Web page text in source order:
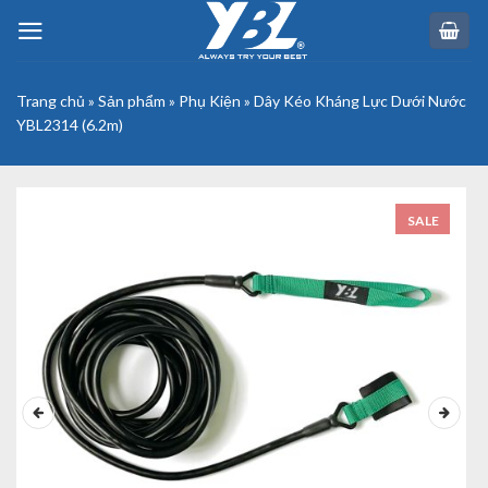
Trang chủ » Sản phẩm » Phụ Kiện » Dây Kéo Kháng Lực Dưới Nước
YBL2314 (6.2m)
SALE